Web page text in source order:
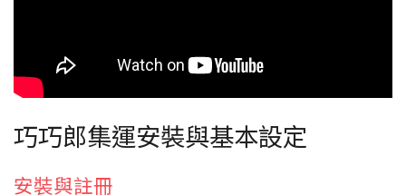
巧巧郎集運安裝與基本設定
安裝與註冊